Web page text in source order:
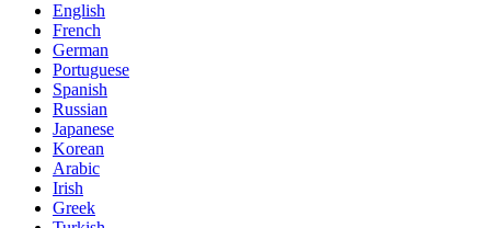
English
French
German
Portuguese
Spanish
Russian
Japanese
Korean
Arabic
Irish
Greek